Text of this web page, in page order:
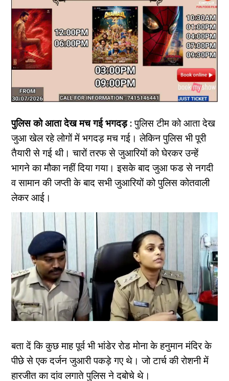
पुलिस को आता देख मच गई भगदड़ :पुलिस टीम को आता देख
जुआ खेल रहे लोगों में भगदड़ मच गई। लेकिन पुलिस भी पूरी
तैयारी से गई थी। चारों तरफ से जुआरियों को घेरकर उन्हें
भागने का मौका नहीं दिया गया। इसके बाद जुआ फड से नगदी
व सामान की जप्ती के बाद सभी जुआरियों को पुलिस कोतवाली
लेकर आई।
बता दें कि कुछ माह पूर्व भी भांडेर रोड मोना के हनुमान मंदिर के
पीछे से एक दर्जन जुआरी पकड़े गए थे। जो टार्च की रोशनी में
हारजीत का दांव लगाते पुलिस ने दबोचे थे।